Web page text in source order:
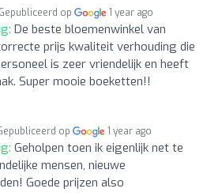
Gepubliceerd op 1 year ago
De beste bloemenwinkel van
prijs kwaliteit verhouding die
is zeer vriendelijk en heeft
Super mooie boeketten!!
op 1 year ago
Geholpen toen ik eigenlijk net te
mensen, nieuwe
Goede prijzen also